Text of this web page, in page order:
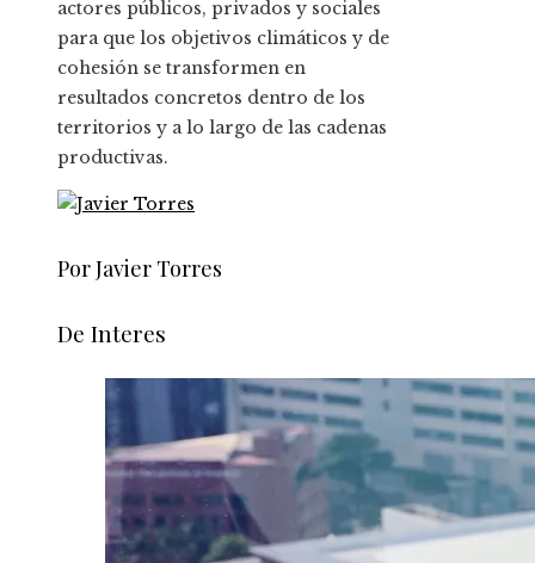
actores públicos, privados y sociales
para que los objetivos climáticos y de
cohesión se transformen en
resultados concretos dentro de los
territorios y a lo largo de las cadenas
productivas.
Por Javier Torres
De Interes